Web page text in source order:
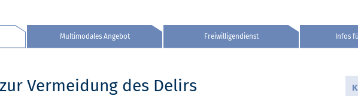
Multimodales Angebot Freiwilligendienst Infos
Vermeidung des Delirs